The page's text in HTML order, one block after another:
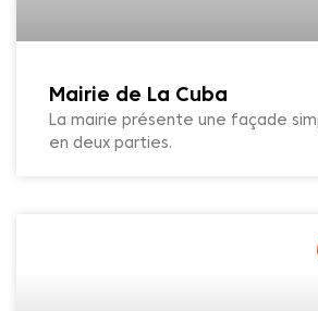
Mairie de La Cuba
La mairie présente une façade
en deux parties.